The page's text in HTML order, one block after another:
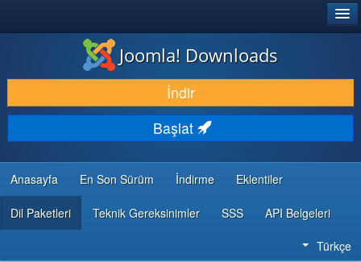
İNDIR & GENIŞLET
KEŞFET & ÖĞREN
TOPLULUK & DESTEK
GELIŞTIRICI KAYNAKLARI
Joomla! Downloads
İndir
Başlat
Anasayfa En Son Sürüm İndirme Eklentiler
Dil Paketleri Teknik Gereksinimler SSS API Belgeleri
Türkçe